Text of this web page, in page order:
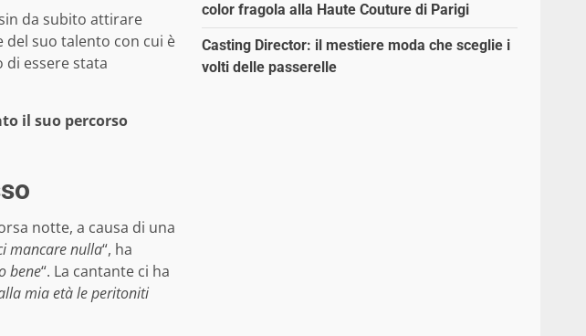
da subito attirare
del suo talento con cui è
di essere stata
il suo percorso
notte, a causa di una
mancare nulla“, ha
bene“. La cantante ci ha
mia età le peritoniti
color fragola alla Haute Couture di Parigi
Casting Director: il mestiere moda che sceglie i
volti delle passerelle